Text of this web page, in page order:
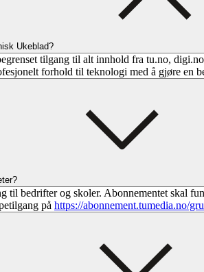
Ukeblad?
tilgang til alt innhold fra tu.no,
forhold til teknologi med å gjøre en
bedrifter og skoler. Abonnementet skal
på https://abonnement.tumedia.no/